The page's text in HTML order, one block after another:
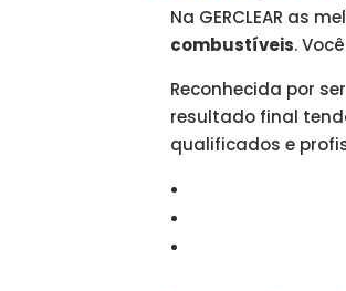
Na GERCLEAR as
combustíveis.
Reconhecida por
resultado final
qualificados e